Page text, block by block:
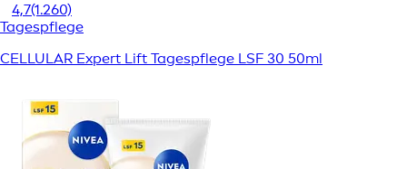
4,7(1.260)
Tagespflege
CELLULAR Expert Lift Tagespflege LSF 30 50ml